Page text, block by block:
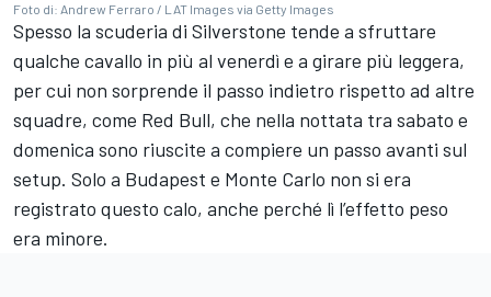
Foto di: Andrew Ferraro / LAT Images via Getty Images
Spesso la scuderia di Silverstone tende a sfruttare
qualche cavallo in più al venerdì e a girare più leggera,
per cui non sorprende il passo indietro rispetto ad altre
squadre, come Red Bull, che nella nottata tra sabato e
domenica sono riuscite a compiere un passo avanti sul
setup. Solo a Budapest e Monte Carlo non si era
registrato questo calo, anche perché lì l’effetto peso
era minore.